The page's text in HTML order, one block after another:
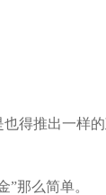
得推出一样的
那么简单。